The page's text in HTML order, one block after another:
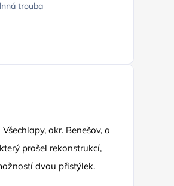
trouba
okr. Benešov, a
prošel rekonstrukcí,
dvou přistýlek.